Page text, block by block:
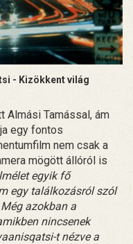
- Kizökkent világ
Almási Tamással, ám
egy fontos
nem csak a
mögött állóról is
egyik fő
egy találkozásról szól
azokban a
nincsenek
t nézve a